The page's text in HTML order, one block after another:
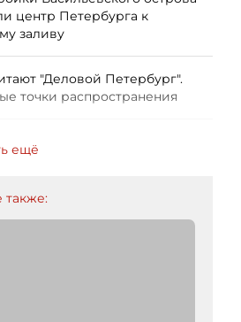
центр Петербурга к
заливу
"Деловой Петербург".
точки распространения
ещё
также: